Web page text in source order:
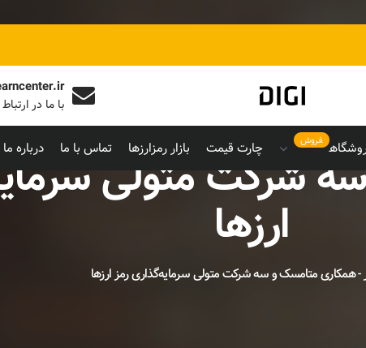
با ما در
فروش چارت قیمت بازار رمزارزها تماس با ما درباره ما شرکت متولی
ارزها
-همکاری متامسک و سه شرکت متولی سرمایه‌گذاری رمز ارزها